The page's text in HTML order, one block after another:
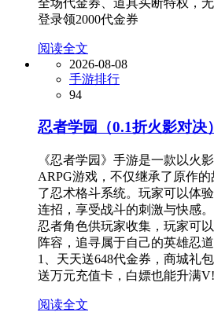
全场代金券、道具买断特权
登录领2000代金券
阅读全文
2026-08-08
手游排行
94
忍者学园（0.1折火影对决
《忍者学园》手游是一款以火
ARPG游戏，不仅继承了原作
了忍术格斗系统。玩家可以体
连招，享受战斗的刺激与快感
忍者角色供玩家收集，玩家可
阵容，追寻属于自己的英
1、天天送648代金券，商城
送万元充值卡，白嫖也能升
阅读全文